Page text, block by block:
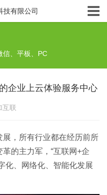
信、平板、PC
企业上云体验服务中心
互联
，所有行业都在经历前所
的主力军，“互联网+企
化、网络化、智能化发展
技有限公司